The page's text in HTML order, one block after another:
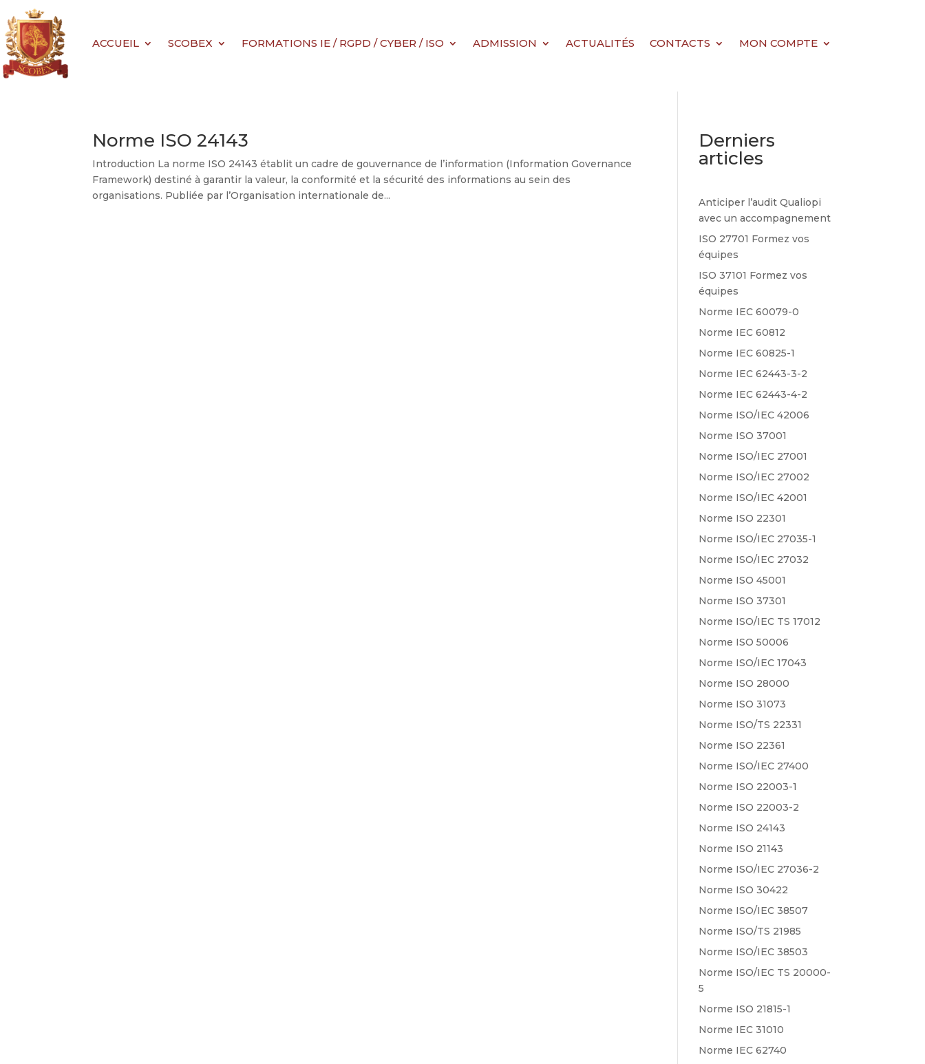
ACCUEIL SCOBEX FORMATIONS IE / RGPD / CYBER / ISO ADMISSION ACTUALITÉS CONTACTS MON COMPTE
Norme ISO 24143
Introduction La norme ISO 24143 établit un cadre de gouvernance de l’information (Information Governance
Framework) destiné à garantir la valeur, la conformité et la sécurité des informations au sein des
organisations. Publiée par l’Organisation internationale de...
Derniers
articles
Anticiper l’audit Qualiopi
avec un accompagnement
ISO 27701 Formez vos
équipes
ISO 37101 Formez vos
équipes
Norme IEC 60079-0
Norme IEC 60812
Norme IEC 60825-1
Norme IEC 62443-3-2
Norme IEC 62443-4-2
Norme ISO/IEC 42006
Norme ISO 37001
Norme ISO/IEC 27001
Norme ISO/IEC 27002
Norme ISO/IEC 42001
Norme ISO 22301
Norme ISO/IEC 27035-1
Norme ISO/IEC 27032
Norme ISO 45001
Norme ISO 37301
Norme ISO/IEC TS 17012
Norme ISO 50006
Norme ISO/IEC 17043
Norme ISO 28000
Norme ISO 31073
Norme ISO/TS 22331
Norme ISO 22361
Norme ISO/IEC 27400
Norme ISO 22003-1
Norme ISO 22003-2
Norme ISO 24143
Norme ISO 21143
Norme ISO/IEC 27036-2
Norme ISO 30422
Norme ISO/IEC 38507
Norme ISO/TS 21985
Norme ISO/IEC 38503
Norme ISO/IEC TS 20000-
5
Norme ISO 21815-1
Norme IEC 31010
Norme IEC 62740